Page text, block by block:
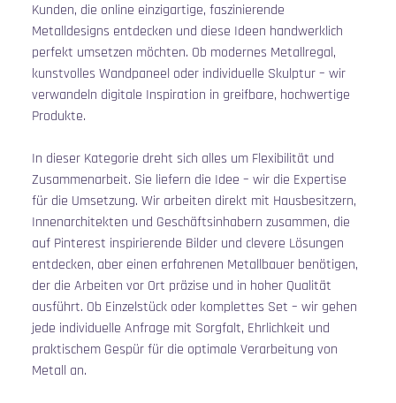
Kunden, die online einzigartige, faszinierende
Metalldesigns entdecken und diese Ideen handwerklich
perfekt umsetzen möchten. Ob modernes Metallregal,
kunstvolles Wandpaneel oder individuelle Skulptur – wir
verwandeln digitale Inspiration in greifbare, hochwertige
Produkte.
In dieser Kategorie dreht sich alles um Flexibilität und
Zusammenarbeit. Sie liefern die Idee – wir die Expertise
für die Umsetzung. Wir arbeiten direkt mit Hausbesitzern,
Innenarchitekten und Geschäftsinhabern zusammen, die
auf Pinterest inspirierende Bilder und clevere Lösungen
entdecken, aber einen erfahrenen Metallbauer benötigen,
der die Arbeiten vor Ort präzise und in hoher Qualität
ausführt. Ob Einzelstück oder komplettes Set – wir gehen
jede individuelle Anfrage mit Sorgfalt, Ehrlichkeit und
praktischem Gespür für die optimale Verarbeitung von
Metall an.